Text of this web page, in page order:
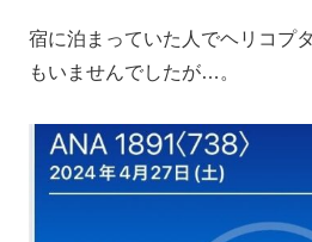
宿に泊まっていた人でヘリコプ
もいませんでしたが…。